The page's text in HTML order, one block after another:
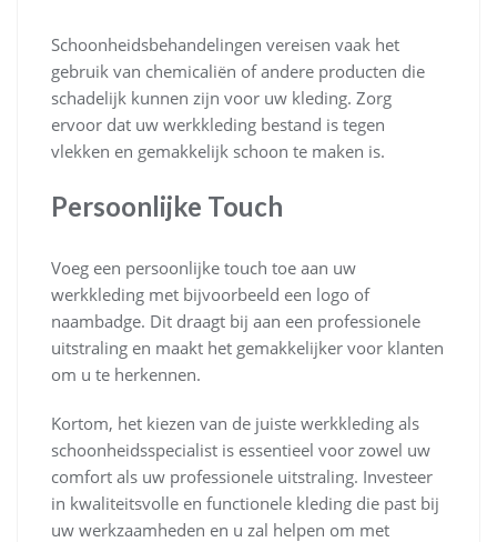
Schoonheidsbehandelingen vereisen vaak het
gebruik van chemicaliën of andere producten die
schadelijk kunnen zijn voor uw kleding. Zorg
ervoor dat uw werkkleding bestand is tegen
vlekken en gemakkelijk schoon te maken is.
Persoonlijke Touch
Voeg een persoonlijke touch toe aan uw
werkkleding met bijvoorbeeld een logo of
naambadge. Dit draagt bij aan een professionele
uitstraling en maakt het gemakkelijker voor klanten
om u te herkennen.
Kortom, het kiezen van de juiste werkkleding als
schoonheidsspecialist is essentieel voor zowel uw
comfort als uw professionele uitstraling. Investeer
in kwaliteitsvolle en functionele kleding die past bij
uw werkzaamheden en u zal helpen om met